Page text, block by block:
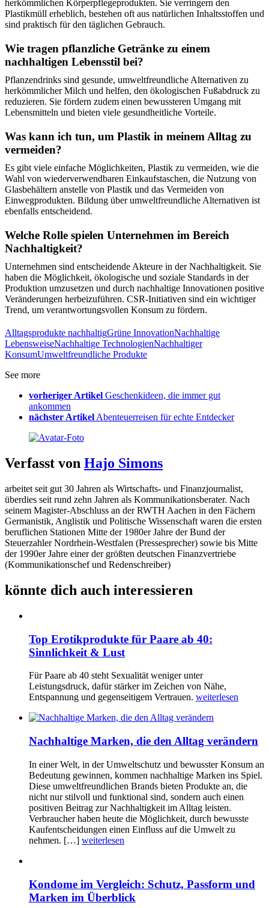
herkömmlichen Körperpflegeprodukten. Sie verringern den
Plastikmüll erheblich, bestehen oft aus natürlichen Inhaltsstoffen und
sind praktisch für den täglichen Gebrauch.
Wie tragen pflanzliche Getränke zu einem
nachhaltigen Lebensstil bei?
Pflanzendrinks sind gesunde, umweltfreundliche Alternativen zu
herkömmlicher Milch und helfen, den ökologischen Fußabdruck zu
reduzieren. Sie fördern zudem einen bewussteren Umgang mit
Lebensmitteln und bieten viele gesundheitliche Vorteile.
Was kann ich tun, um Plastik in meinem Alltag zu
vermeiden?
Es gibt viele einfache Möglichkeiten, Plastik zu vermeiden, wie die
Wahl von wiederverwendbaren Einkaufstaschen, die Nutzung von
Glasbehältern anstelle von Plastik und das Vermeiden von
Einwegprodukten. Bildung über umweltfreundliche Alternativen ist
ebenfalls entscheidend.
Welche Rolle spielen Unternehmen im Bereich
Nachhaltigkeit?
Unternehmen sind entscheidende Akteure in der Nachhaltigkeit. Sie
haben die Möglichkeit, ökologische und soziale Standards in der
Produktion umzusetzen und durch nachhaltige Innovationen positive
Veränderungen herbeizuführen. CSR-Initiativen sind ein wichtiger
Trend, um verantwortungsvollen Konsum zu fördern.
Alltagsprodukte nachhaltigGrüne InnovationNachhaltige
LebensweiseNachhaltige TechnologienNachhaltiger
KonsumUmweltfreundliche Produkte
See more
vorheriger Artikel Geschenkideen, die immer gut
ankommen
nächster Artikel Abenteuerreisen für echte Entdecker
Verfasst von Hajo Simons
arbeitet seit gut 30 Jahren als Wirtschafts- und Finanzjournalist,
überdies seit rund zehn Jahren als Kommunikationsberater. Nach
seinem Magister-Abschluss an der RWTH Aachen in den Fächern
Germanistik, Anglistik und Politische Wissenschaft waren die ersten
beruflichen Stationen Mitte der 1980er Jahre der Bund der
Steuerzahler Nordrhein-Westfalen (Pressesprecher) sowie bis Mitte
der 1990er Jahre einer der größten deutschen Finanzvertriebe
(Kommunikationschef und Redenschreiber)
könnte dich auch interessieren
Top Erotikprodukte für Paare ab 40:
Sinnlichkeit & Lust
Für Paare ab 40 steht Sexualität weniger unter
Leistungsdruck, dafür stärker im Zeichen von Nähe,
Entspannung und gegenseitigem Vertrauen. weiterlesen
Nachhaltige Marken, die den Alltag verändern
In einer Welt, in der Umweltschutz und bewusster Konsum an
Bedeutung gewinnen, kommen nachhaltige Marken ins Spiel.
Diese umweltfreundlichen Brands bieten Produkte an, die
nicht nur stilvoll und funktional sind, sondern auch einen
positiven Beitrag zur Nachhaltigkeit im Alltag leisten.
Verbraucher haben heute die Möglichkeit, durch bewusste
Kaufentscheidungen einen Einfluss auf die Umwelt zu
nehmen. […] weiterlesen
Kondome im Vergleich: Schutz, Passform und
Marken im Überblick